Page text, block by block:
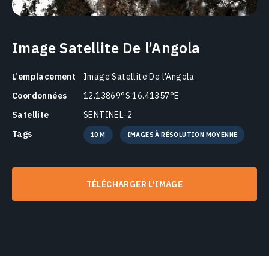
Image Satellite De l’Angola
L’emplacement
Image Satellite De l'Angola
Coordonnées
12.13869°S 16.41357°E
Satellite
SENTINEL-2
Tags
10 M IMAGES À RÉSOLUTION MOYENNE
TÉLÉCHARGER L'IMAGE